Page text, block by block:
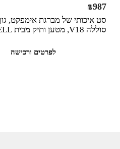
סט איכותי של מברגת אימפקט,
סוללה V18, מטען ותיק מבית EINHELL
₪987
לפרטים ורכישה